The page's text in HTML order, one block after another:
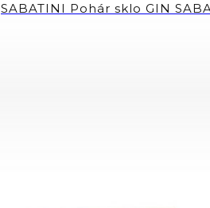
SABATINI Pohár sklo GIN